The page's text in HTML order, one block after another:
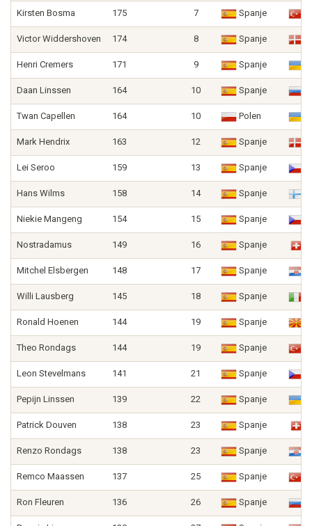
Kirsten Bosma 175 7 Spanje
Victor Widdershoven 174 8 Spanje
Henri Cremers 171 9 Spanje
Daan Linssen 164 10 Spanje
Twan Capellen 164 10 Polen
Mark Hendrix 163 12 Spanje
Lei Seroo 159 13 Spanje
Hans Wilms 158 14 Spanje
Niekie Mangeng 154 15 Spanje
Nostradamus 149 16 Spanje
Mitchel Elsbergen 148 17 Spanje
Willi Lausberg 145 18 Spanje
Ronald Hoenen 144 19 Spanje
Theo Rondags 144 19 Spanje
Leon Stevelmans 141 21 Spanje
Pepijn Linssen 139 22 Spanje
Patrick Douven 138 23 Spanje
Renzo Rondags 138 23 Spanje
Remco Maassen 137 25 Spanje
Ron Fleuren 136 26 Spanje